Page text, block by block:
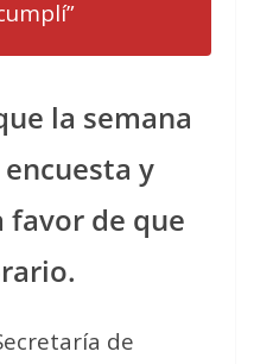
la semana
y
favor de que
de